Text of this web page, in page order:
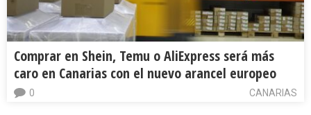
Comprar en Shein, Temu o AliExpress será más
caro en Canarias con el nuevo arancel europeo
CANARIAS
0